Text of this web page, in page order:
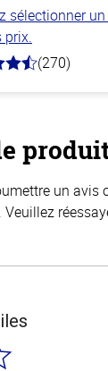
sélectionner
prix.
(270)
un avis